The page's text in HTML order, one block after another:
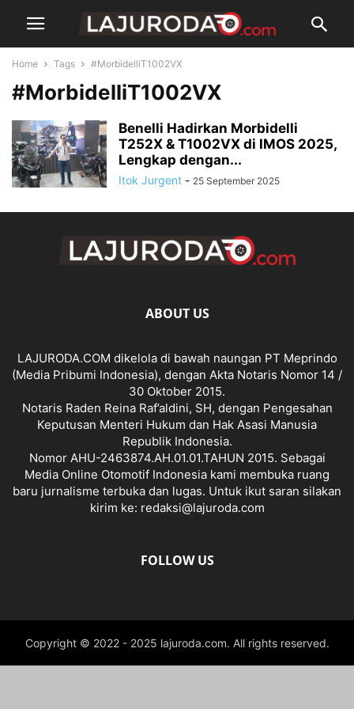
Home Tags #MorbidelliT1002VX
#MorbidelliT1002VX
Benelli Hadirkan Morbidelli
T252X & T1002VX di IMOS 2025,
Lengkap dengan...
Itok Jurgent - 25 September 2025
ABOUT US
LAJURODA.COM dikelola di bawah naungan PT Meprindo
(Media Pribumi Indonesia), dengan Akta Notaris Nomor 14 /
30 Oktober 2015.
Notaris Raden Reina Raf’aldini, SH, dengan Pengesahan
Keputusan Menteri Hukum dan Hak Asasi Manusia
Republik Indonesia.
Nomor AHU-2463874.AH.01.01.TAHUN 2015. Sebagai
Media Online Otomotif Indonesia kami membuka ruang
baru jurnalisme terbuka dan lugas. Untuk ikut saran silakan
kirim ke: redaksi@lajuroda.com
FOLLOW US
Copyright © 2022 - 2025 lajuroda.com. All rights reserved.